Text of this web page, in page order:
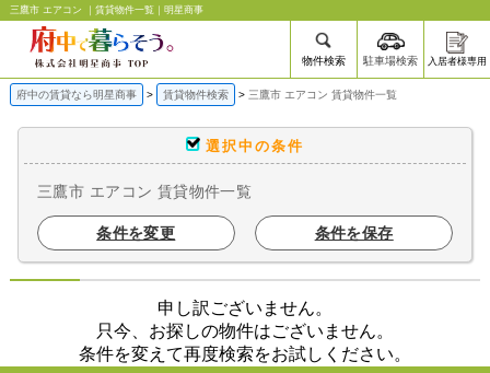
三鷹市 エアコン ｜賃貸物件一覧｜明星商事
物件検索 駐車場検索 入居者様専用
府中の賃貸なら明星商事 賃貸物件検索 三鷹市 エアコン 賃貸物件一覧
選択中の条件
三鷹市 エアコン 賃貸物件一覧
条件を変更 条件を保存
申し訳ございません。
只今、お探しの物件はございません。
条件を変えて再度検索をお試しください。